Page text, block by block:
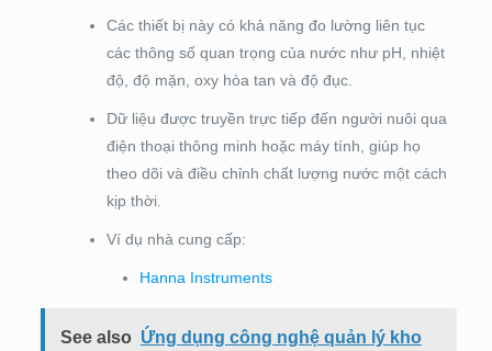
Các thiết bị này có khả năng đo lường liên tục
các thông số quan trọng của nước như pH, nhiệt
độ, độ mặn, oxy hòa tan và độ đục.
Dữ liệu được truyền trực tiếp đến người nuôi qua
điện thoại thông minh hoặc máy tính, giúp họ
theo dõi và điều chỉnh chất lượng nước một cách
kịp thời.
Ví dụ nhà cung cấp:
Hanna Instruments
See also Ứng dụng công nghệ quản lý kho